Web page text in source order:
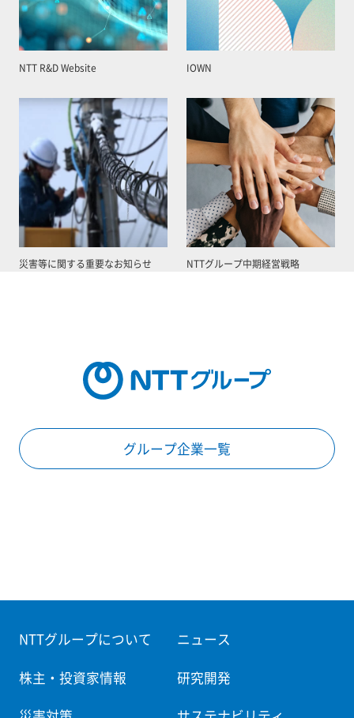
NTT R&D Website IOWN
災害等に関する重要なお知らせ NTTグループ中期経営戦略
グループ企業一覧
NTTグループについて ニュース
株主・投資家情報 研究開発